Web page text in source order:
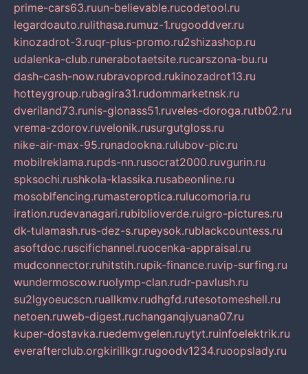
prime-cars63.ruun-believable.rucodetool.ru
legardoauto.rulithasa.rumuz-1.rugooddver.ru
kinozadrot-3.ruqr-plus-promo.ru2shizashop.ru
udalenka-club.runerabotaetsite.rucarszona-bu.ru
dash-cash-now.rubravoprod.rukinozadrot13.ru
hotteygroup.rubagira31.rudommarketnsk.ru
dveriland73.runis-glonass51.ruveles-doroga.rutb02.ru
vrema-zdorov.ruvelonik.rusurgutgloss.ru
nike-air-max-95.runadookna.rulubov-pic.ru
mobilreklama.rupds-nn.rusocrat2000.ruvgurin.ru
spksochi.rushkola-klassika.rusabeonline.ru
mosoblfencing.rumasteroptica.rulucomoria.ru
iration.rudevanagari.rubiblioverde.ruigro-pictures.ru
dk-tulamash.rus-dez-s.rupeysok.rublackcountess.ru
asoftdoc.ruscifichannel.ruocenka-appraisal.ru
mudconnector.ruhitstih.rupik-finance.ruvip-surfing.ru
wundermoscow.ruolymp-clan.rudr-pavlush.ru
su2lgyoeucscn.ruallkmv.rudhgfd.rutesotomeshell.ru
netoen.ruweb-digest.ruchanganqiyuana07.ru
kuper-dostavka.ruedemvgelen.ruytyt.ruinfoelektrik.ru
everafterclub.orgkirillkgr.rugoodv1234.ruoopslady.ru